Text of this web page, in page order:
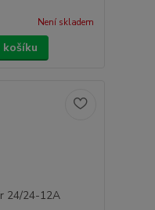
Není skladem